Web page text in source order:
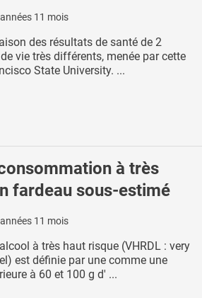
11 mois
des résultats de santé de 2
vie très différents, menée par cette
State University. ...
à très
fardeau sous-estimé
11 mois
à très haut risque (VHRDL : very
est définie par une comme une
à 60 et 100 g d' ...